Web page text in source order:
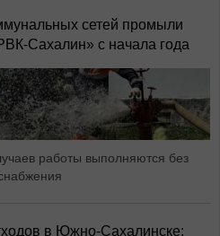
сетей промыли
с начала года
работы выполняются без
в Южно-Сахалинске: